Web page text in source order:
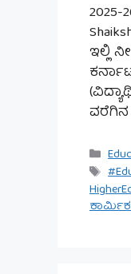
2025-
ಇಲ್ಲಿ
ವರೆಗಿನ
Tags